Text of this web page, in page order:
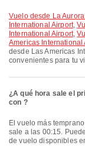
Vuelo desde La Aurora International Airport hasta Las Americas
International Airport,
International Airport,
Americas International
desde Las Americas
convenientes para tu
¿A qué hora sale el
con ?
El vuelo más temprano desde Las Americas International Airport con AM
sale a las 00:15.
de vuelo disponibles